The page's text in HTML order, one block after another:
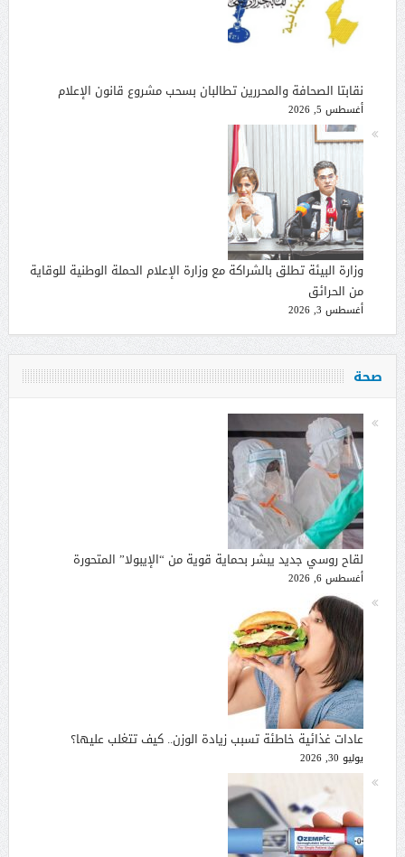
نقابتا الصحافة والمحررين تطالبان بسحب مشروع قانون الإعلام
أغسطس 5, 2026
وزارة البيئة تطلق بالشراكة مع وزارة الإعلام الحملة الوطنية للوقاية
من الحرائق
أغسطس 3, 2026
صحة
لقاح روسي جديد يبشر بحماية قوية من “الإيبولا” المتحورة
أغسطس 6, 2026
عادات غذائية خاطئة تسبب زيادة الوزن.. كيف تتغلب عليها؟
يوليو 30, 2026